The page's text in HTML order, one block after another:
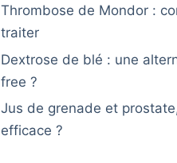
Thrombose de Mondor :
traiter
Dextrose de blé : une
free ?
Jus de grenade et
efficace ?